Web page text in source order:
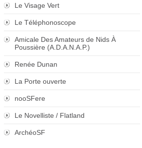
Le Visage Vert
Le Téléphonoscope
Amicale Des Amateurs de Nids À
Poussière (A.D.A.N.A.P.)
Renée Dunan
La Porte ouverte
nooSFere
Le Novelliste / Flatland
ArchéoSF